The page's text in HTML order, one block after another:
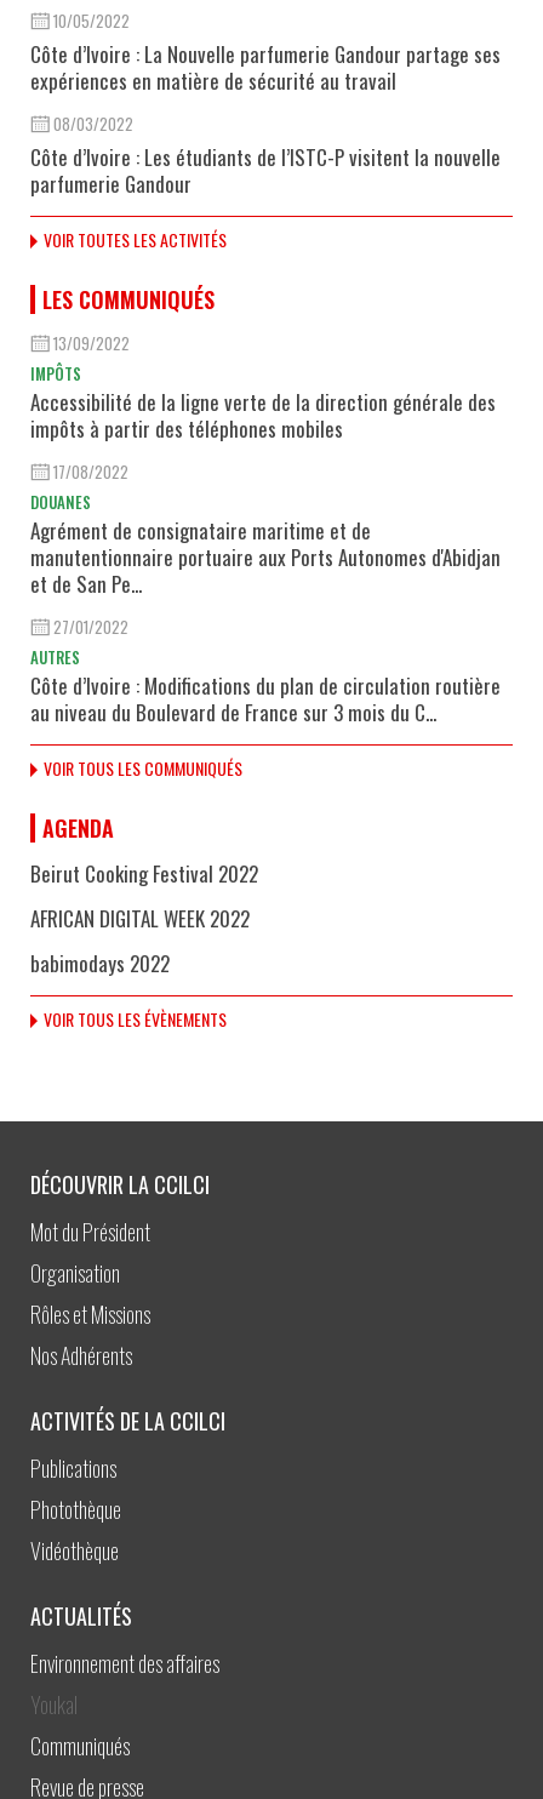
10/05/2022
Côte d’Ivoire : La Nouvelle parfumerie Gandour partage ses
expériences en matière de sécurité au travail
08/03/2022
Côte d’Ivoire : Les étudiants de l’ISTC-P visitent la nouvelle
parfumerie Gandour
VOIR TOUTES LES ACTIVITÉS
LES COMMUNIQUÉS
13/09/2022
IMPÔTS
Accessibilité de la ligne verte de la direction générale des
impôts à partir des téléphones mobiles
17/08/2022
DOUANES
Agrément de consignataire maritime et de
manutentionnaire portuaire aux Ports Autonomes d'Abidjan
et de San Pe...
27/01/2022
AUTRES
Côte d’Ivoire : Modifications du plan de circulation routière
au niveau du Boulevard de France sur 3 mois du C...
VOIR TOUS LES COMMUNIQUÉS
AGENDA
Beirut Cooking Festival 2022
AFRICAN DIGITAL WEEK 2022
babimodays 2022
VOIR TOUS LES ÉVÈNEMENTS
DÉCOUVRIR LA CCILCI
Mot du Président
Organisation
Rôles et Missions
Nos Adhérents
ACTIVITÉS DE LA CCILCI
Publications
Photothèque
Vidéothèque
ACTUALITÉS
Environnement des affaires
Youkal
Communiqués
Revue de presse